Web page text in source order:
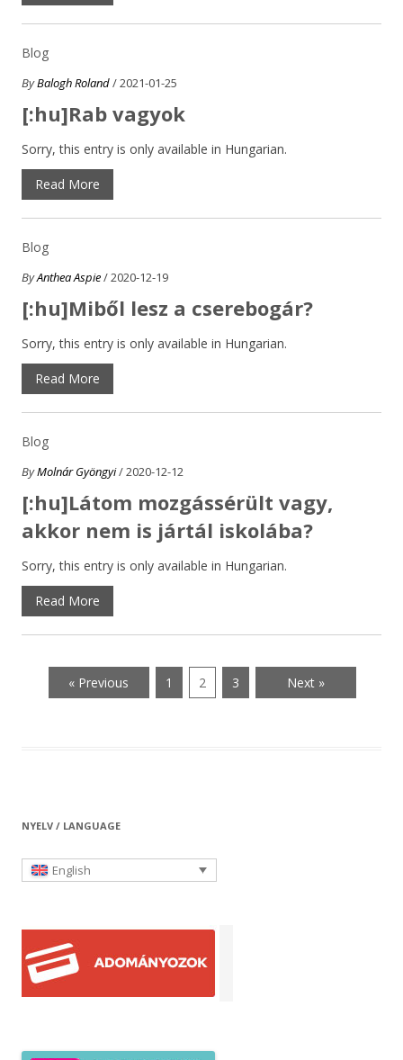
Blog
ByBalogh Roland/ 2021-01-25
[:hu]Rab vagyok
Sorry, this entry is only available in Hungarian.
Read More
Blog
ByAnthea Aspie/ 2020-12-19
[:hu]Miből lesz a cserebogár?
Sorry, this entry is only available in Hungarian.
Read More
Blog
ByMolnár Gyöngyi/ 2020-12-12
[:hu]Látom mozgássérült vagy,
akkor nem is jártál iskolába?
Sorry, this entry is only available in Hungarian.
Read More
« Previous 1 2 3 Next »
NYELV / LANGUAGE
English